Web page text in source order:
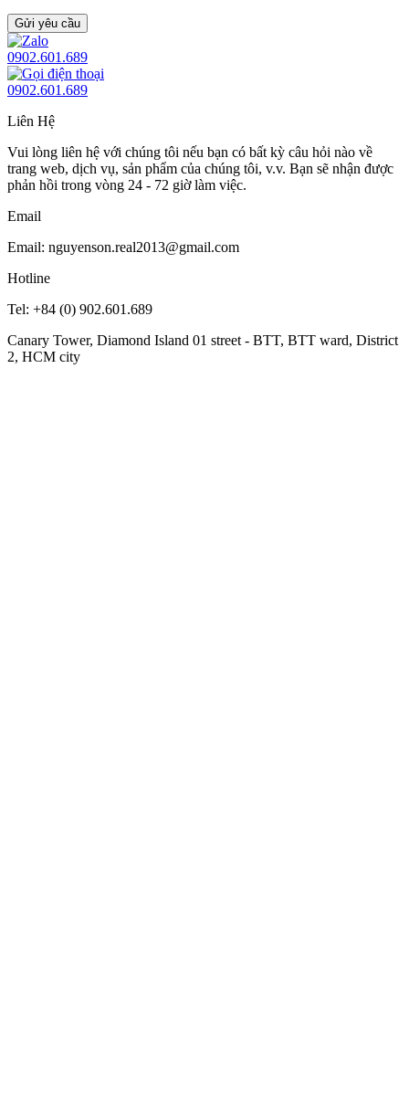
Gửi yêu cầu
0902.601.689
0902.601.689
Liên Hệ
Vui lòng liên hệ với chúng tôi nếu bạn có bất kỳ câu hỏi nào về
trang web, dịch vụ, sản phẩm của chúng tôi, v.v. Bạn sẽ nhận được
phản hồi trong vòng 24 - 72 giờ làm việc.
Email
Email: nguyenson.real2013@gmail.com
Hotline
Tel: +84 (0) 902.601.689
Canary Tower, Diamond Island 01 street - BTT, BTT ward, District
2, HCM city